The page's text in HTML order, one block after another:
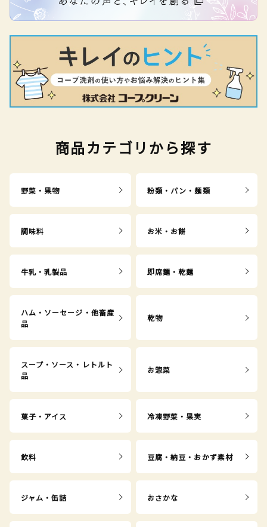
商品カテゴリから探す
野菜・果物 粉類・パン・麺類
調味料 お米・お餅
牛乳・乳製品 即席麺・乾麺
ハム・ソーセージ・他畜産
品
乾物
スープ・ソース・レトルト
品
お惣菜
菓子・アイス 冷凍野菜・果実
飲料 豆腐・納豆・おかず素材
ジャム・缶詰 おさかな